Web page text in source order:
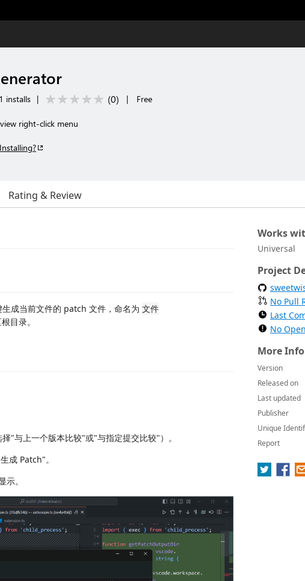
installs | (0) | Free
right-click menu
Rating & Review
成当前文件的 patch 文件，命名为 文件
目录。
"与上一个版本比较"或"与指定提交比较"）。
成 Patch"。
。
Works
Universal
Project
No Pull
Last
No
More Info
Version
Released on
Last updated
Publisher
Unique
Report